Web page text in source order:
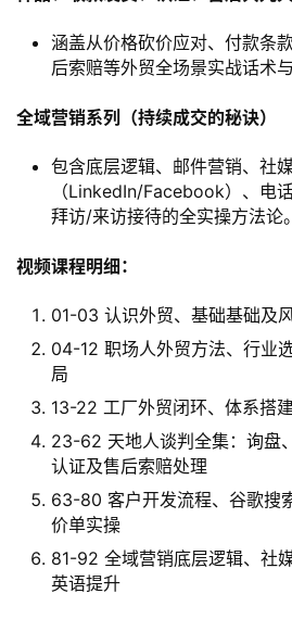
涵盖从价格砍价应对、付款条
后索赔等外贸全场景实战话术与
全域营销系列（持续成交的秘诀）
包含底层逻辑、邮件营销、社
（LinkedIn/Facebook）、电
拜访/来访接待的全实操方法论。
视频课程明细：
01-03 认识外贸、基础基础及
04-12 职场人外贸方法、行业
局
13-22 工厂外贸闭环、体系搭
23-62 天地人谈判全集：询盘
认证及售后索赔处理
63-80 客户开发流程、谷歌搜
价单实操
81-92 全域营销底层逻辑、社
英语提升